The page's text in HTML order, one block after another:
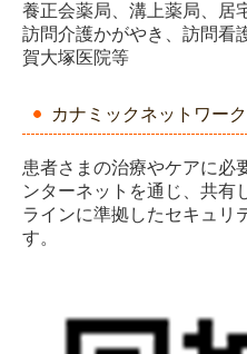
養正会薬局、溝上薬局、居
訪問介護かがやき、訪問看
賀大塚医院等
カナミックネットワー
患者さまの治療やケアに必
ンターネットを通じ、共有
ラインに準拠したセキュリ
す。